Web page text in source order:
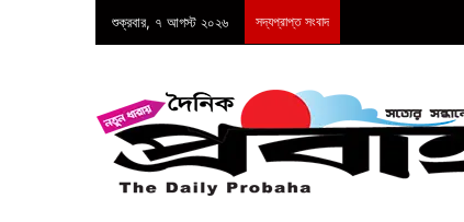
শুক্রবার, ৭ আগস্ট ২০২৬ সদ্যপ্রাপ্ত সংবাদ